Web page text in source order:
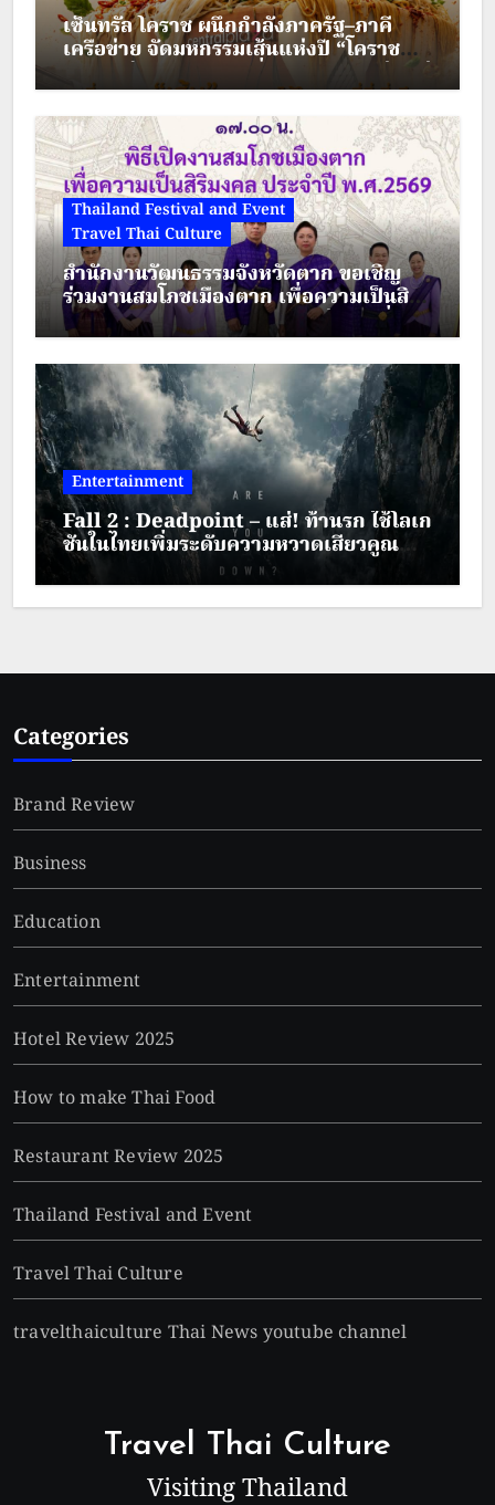
เซ็นทรัล โคราช ผนึกกำลังภาครัฐ–ภาคี
เครือข่าย จัดมหกรรมเส้นแห่งปี “โคราช
เมืองมีเส้น” ดัน “ผัดหมี่ดัง–ขนมจีนแซ่บ” สู่
Soft Power เมืองย่าโม
Thailand Festival and Event
Travel Thai Culture
สำนักงานวัฒนธรรมจังหวัดตาก ขอเชิญ
ร่วมงานสมโภชเมืองตาก เพื่อความเป็นสิริ
มงคล ประจำปี พ.ศ.2569 ระหว่างวันที่ 28
– 30 สิงหาคม 2569
Entertainment
Fall 2 : Deadpoint – แส่! ท้านรก ใช้โลเก
ชันในไทยเพิ่มระดับความหวาดเสียวคูณ
สอง
Categories
Brand Review
Business
Education
Entertainment
Hotel Review 2025
How to make Thai Food
Restaurant Review 2025
Thailand Festival and Event
Travel Thai Culture
travelthaiculture Thai News youtube channel
Travel Thai Culture
Visiting Thailand